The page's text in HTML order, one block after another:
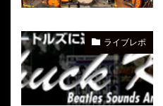
ライブレポ